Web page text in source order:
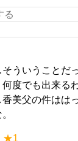
ういうことだ
何度でも出来る
香美父の件はは
★1